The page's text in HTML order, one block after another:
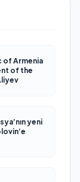
of Armenia
of the
yeni